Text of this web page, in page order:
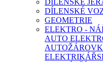
DÍLENSKÉ
DÍLENSKÉ
GEOMETRIE
ELEKTRO -
AUTO